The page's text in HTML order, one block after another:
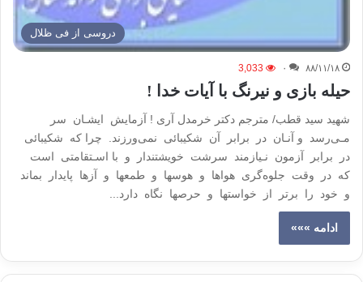
دروسی از فی ظلال
۸۸/۱۱/۱۸ ۰ 3,033
حیله بازی و نیرنگ با آیات خدا !
شهید سید قطب/ مترجم دکتر خرمدل آری ! آزمایش ایشـان سر
مـی‌رسد و آنـان در برابر آن شکیبائی نمی‌ورزند. چرا که شکیبائی
در برابر آزمون نـیازمند سرشت خویشتندار و با اسـتقامتی است
که در وقت جلوه‌گری هواها و هوسها و طمعها و آزها پایدار بماند
و خود را برتر از خواستها و حرصها نگاه دارد...
ادامه »»»